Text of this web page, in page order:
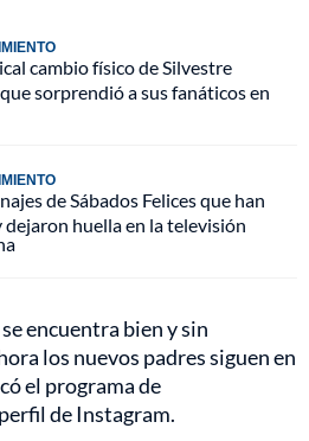
cambio físico de Silvestre
sorprendió a sus fanáticos en
de Sábados Felices que han
dejaron huella en la televisión
encuentra bien y sin
los nuevos padres siguen en
el programa de
de Instagram.